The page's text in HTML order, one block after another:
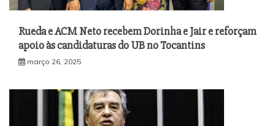
Rueda e ACM Neto recebem Dorinha e Jair e reforçam
apoio às candidaturas do UB no Tocantins
março 26, 2025